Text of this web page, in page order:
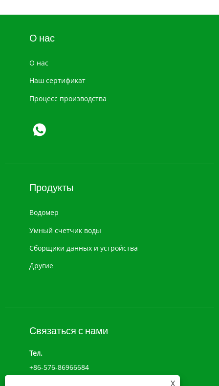
О нас
О нас
Наш сертификат
Процесс производства
Продукты
Водомер
Умный счетчик воды
Сборщики данных и устройства
Другие
Связаться с нами
Тел.
+86-576-86966684
X